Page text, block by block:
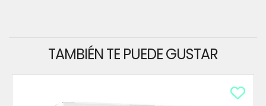
TAMBIÉN TE PUEDE GUSTAR